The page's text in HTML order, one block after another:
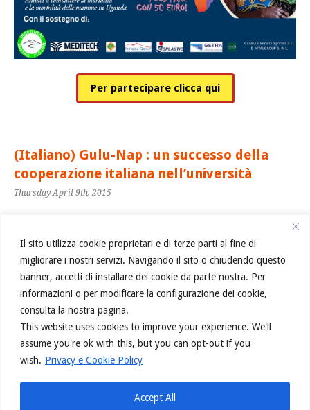
Il sito utilizza cookie proprietari e di terze parti al fine di
migliorare i nostri servizi. Navigando il sito o chiudendo questo
banner, accetti di installare dei cookie da parte nostra. Per
informazioni o per modificare la configurazione dei cookie,
consulta la nostra pagina.
This website uses cookies to improve your experience. We'll
assume you're ok with this, but you can opt-out if you
wish. Privacy e Cookie Policy
Accept All
Per partecipare clicca qui
(Italiano) Gulu-Nap : un successo della
cooperazione italiana nell’università
Thursday April 9th, 2015
Categories:| Permalink
COMMENTS ARE CLOSED.
← Previous Post